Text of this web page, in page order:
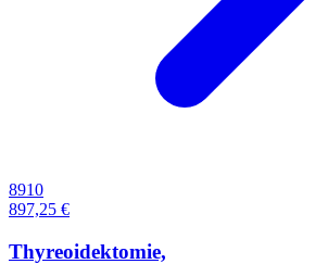
8910
897,25 €
Thyreoidektomie,